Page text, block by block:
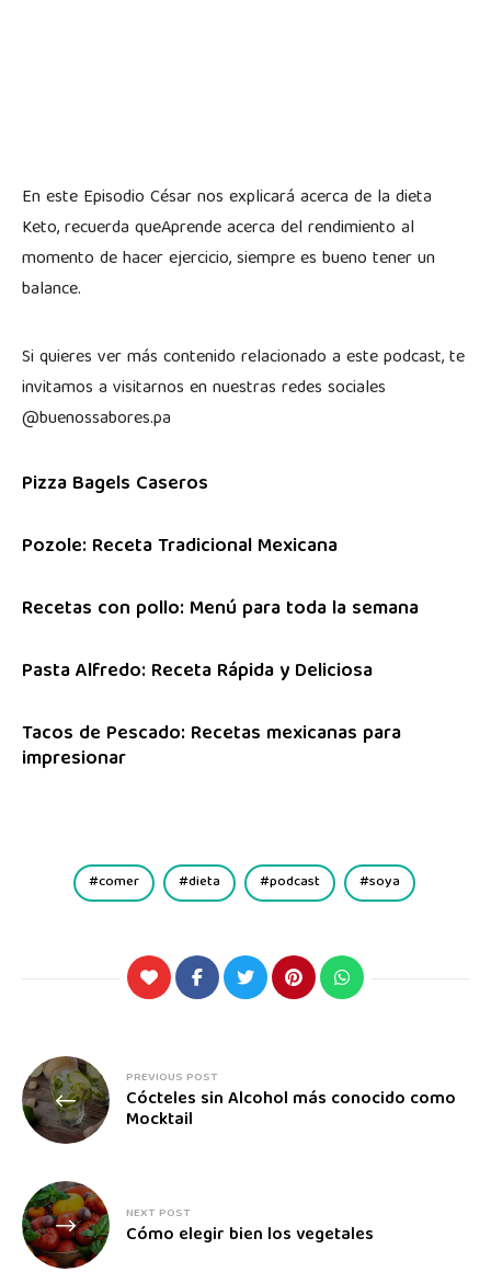
En este Episodio César nos explicará acerca de la dieta
Keto, recuerda queAprende acerca del rendimiento al
momento de hacer ejercicio, siempre es bueno tener un
balance.
Si quieres ver más contenido relacionado a este podcast, te
invitamos a visitarnos en nuestras redes sociales
@buenossabores.pa
Pizza Bagels Caseros
Pozole: Receta Tradicional Mexicana
Recetas con pollo: Menú para toda la semana
Pasta Alfredo: Receta Rápida y Deliciosa
Tacos de Pescado: Recetas mexicanas para
impresionar
comer dieta podcast soya
PREVIOUS POST
Cócteles sin Alcohol más conocido como
Mocktail
NEXT POST
Cómo elegir bien los vegetales